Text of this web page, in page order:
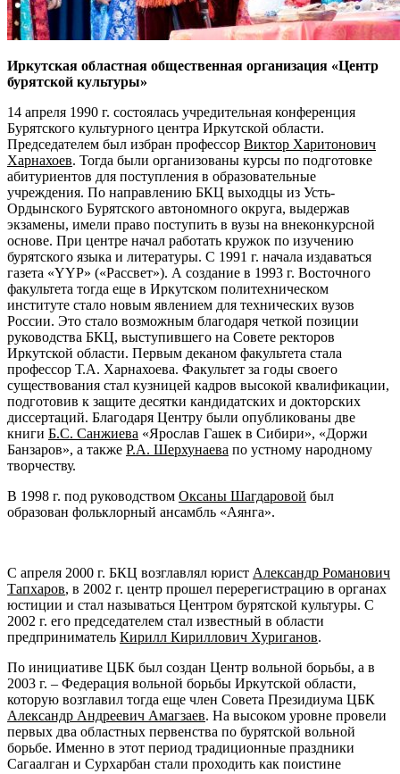
Иркутская областная общественная организация «Центр
бурятской культуры»
14 апреля 1990 г. состоялась учредительная конференция
Бурятского культурного центра Иркутской области.
Председателем был избран профессор Виктор Харитонович
Харнахоев. Тогда были организованы курсы по подготовке
абитуриентов для поступления в образовательные
учреждения. По направлению БКЦ выходцы из Усть-
Ордынского Бурятского автономного округа, выдержав
экзамены, имели право поступить в вузы на внеконкурсной
основе. При центре начал работать кружок по изучению
бурятского языка и литературы. С 1991 г. начала издаваться
газета «YYР» («Рассвет»). А создание в 1993 г. Восточного
факультета тогда еще в Иркутском политехническом
институте стало новым явлением для технических вузов
России. Это стало возможным благодаря четкой позиции
руководства БКЦ, выступившего на Совете ректоров
Иркутской области. Первым деканом факультета стала
профессор Т.А. Харнахоева. Факультет за годы своего
существования стал кузницей кадров высокой квалификации,
подготовив к защите десятки кандидатских и докторских
диссертаций. Благодаря Центру были опубликованы две
книги Б.С. Санжиева «Ярослав Гашек в Сибири», «Доржи
Банзаров», а также Р.А. Шерхунаева по устному народному
творчеству.
В 1998 г. под руководством Оксаны Шагдаровой был
образован фольклорный ансамбль «Аянга».
С апреля 2000 г. БКЦ возглавлял юрист Александр Романович
Тапхаров, в 2002 г. центр прошел перерегистрацию в органах
юстиции и стал называться Центром бурятской культуры. С
2002 г. его председателем стал известный в области
предприниматель Кирилл Кириллович Хуриганов.
По инициативе ЦБК был создан Центр вольной борьбы, а в
2003 г. – Федерация вольной борьбы Иркутской области,
которую возглавил тогда еще член Совета Президиума ЦБК
Александр Андреевич Амагзаев. На высоком уровне провели
первых два областных первенства по бурятской вольной
борьбе. Именно в этот период традиционные праздники
Сагаалган и Сурхарбан стали проходить как поистине